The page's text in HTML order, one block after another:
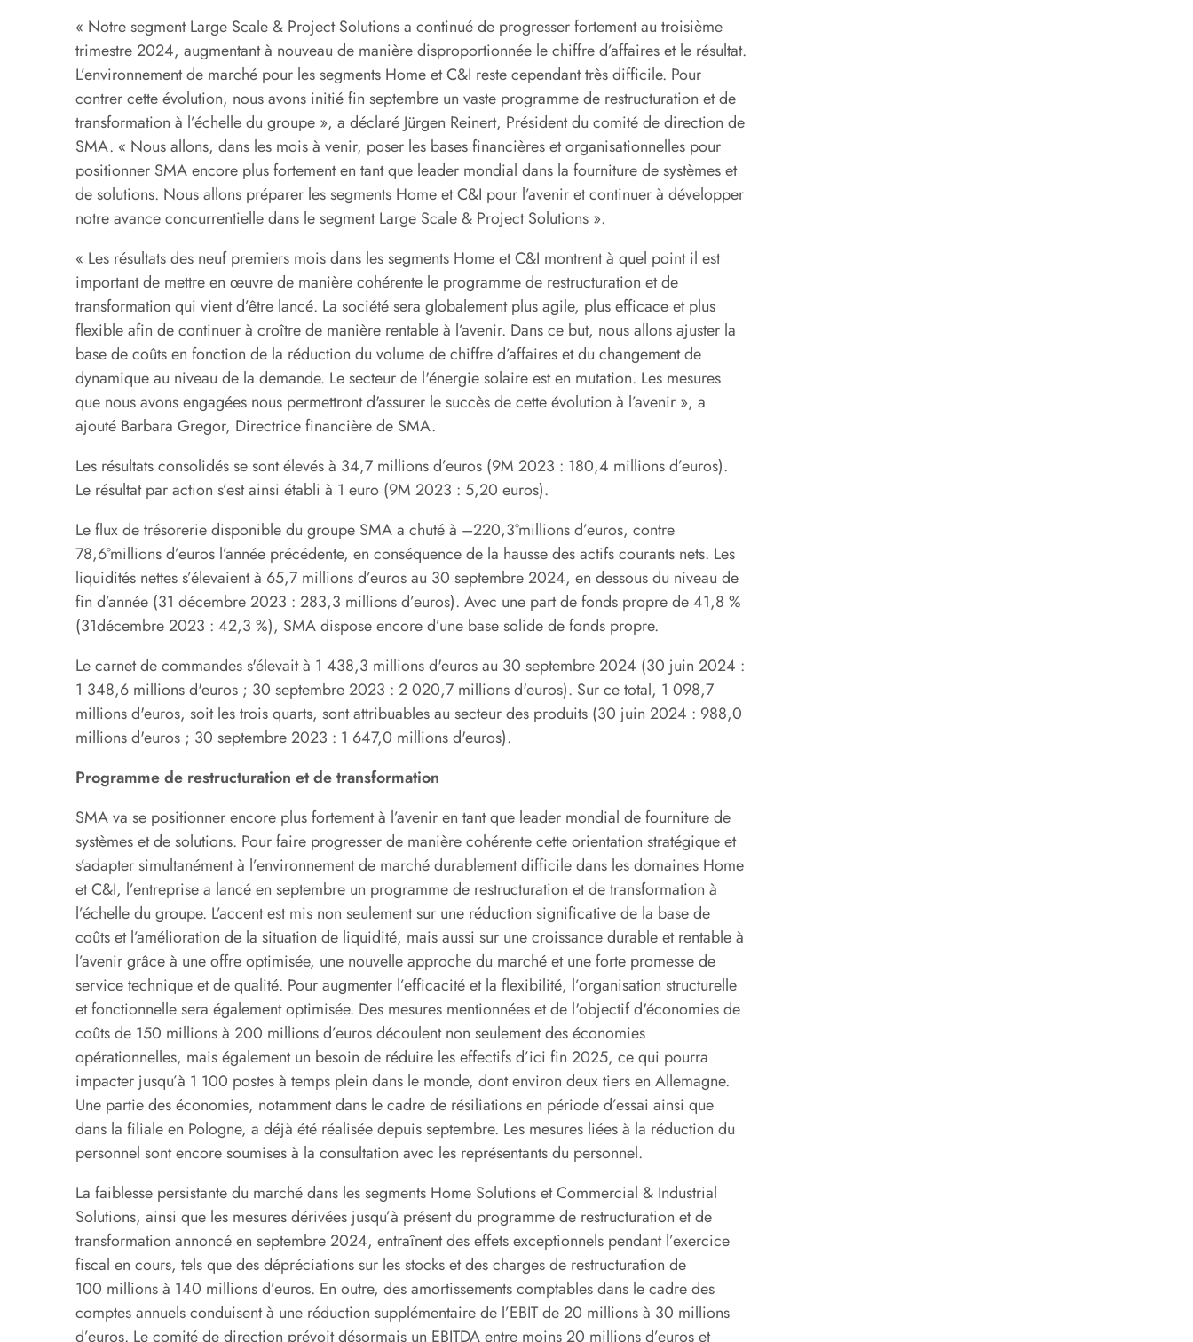
« Notre segment Large Scale & Project Solutions a continué de progresser fortement au troisième
trimestre 2024, augmentant à nouveau de manière disproportionnée le chiffre d’affaires et le résultat.
L’environnement de marché pour les segments Home et C&I reste cependant très difficile. Pour
contrer cette évolution, nous avons initié fin septembre un vaste programme de restructuration et de
transformation à l’échelle du groupe », a déclaré Jürgen Reinert, Président du comité de direction de
SMA. « Nous allons, dans les mois à venir, poser les bases financières et organisationnelles pour
positionner SMA encore plus fortement en tant que leader mondial dans la fourniture de systèmes et
de solutions. Nous allons préparer les segments Home et C&I pour l’avenir et continuer à développer
notre avance concurrentielle dans le segment Large Scale & Project Solutions ».
« Les résultats des neuf premiers mois dans les segments Home et C&I montrent à quel point il est
important de mettre en œuvre de manière cohérente le programme de restructuration et de
transformation qui vient d’être lancé. La société sera globalement plus agile, plus efficace et plus
flexible afin de continuer à croître de manière rentable à l’avenir. Dans ce but, nous allons ajuster la
base de coûts en fonction de la réduction du volume de chiffre d’affaires et du changement de
dynamique au niveau de la demande. Le secteur de l'énergie solaire est en mutation. Les mesures
que nous avons engagées nous permettront d'assurer le succès de cette évolution à l’avenir », a
ajouté Barbara Gregor, Directrice financière de SMA.
Les résultats consolidés se sont élevés à 34,7 millions d’euros (9M 2023 : 180,4 millions d’euros).
Le résultat par action s’est ainsi établi à 1 euro (9M 2023 : 5,20 euros).
Le flux de trésorerie disponible du groupe SMA a chuté à –220,3°millions d’euros, contre
78,6°millions d’euros l’année précédente, en conséquence de la hausse des actifs courants nets. Les
liquidités nettes s’élevaient à 65,7 millions d’euros au 30 septembre 2024, en dessous du niveau de
fin d’année (31 décembre 2023 : 283,3 millions d’euros). Avec une part de fonds propre de 41,8 %
(31décembre 2023 : 42,3 %), SMA dispose encore d’une base solide de fonds propre.
Le carnet de commandes s'élevait à 1 438,3 millions d'euros au 30 septembre 2024 (30 juin 2024 :
1 348,6 millions d'euros ; 30 septembre 2023 : 2 020,7 millions d'euros). Sur ce total, 1 098,7
millions d'euros, soit les trois quarts, sont attribuables au secteur des produits (30 juin 2024 : 988,0
millions d'euros ; 30 septembre 2023 : 1 647,0 millions d'euros).
Programme de restructuration et de transformation
SMA va se positionner encore plus fortement à l’avenir en tant que leader mondial de fourniture de
systèmes et de solutions. Pour faire progresser de manière cohérente cette orientation stratégique et
s’adapter simultanément à l’environnement de marché durablement difficile dans les domaines Home
et C&I, l’entreprise a lancé en septembre un programme de restructuration et de transformation à
l’échelle du groupe. L’accent est mis non seulement sur une réduction significative de la base de
coûts et l’amélioration de la situation de liquidité, mais aussi sur une croissance durable et rentable à
l’avenir grâce à une offre optimisée, une nouvelle approche du marché et une forte promesse de
service technique et de qualité. Pour augmenter l’efficacité et la flexibilité, l’organisation structurelle
et fonctionnelle sera également optimisée. Des mesures mentionnées et de l'objectif d'économies de
coûts de 150 millions à 200 millions d’euros découlent non seulement des économies
opérationnelles, mais également un besoin de réduire les effectifs d’ici fin 2025, ce qui pourra
impacter jusqu’à 1 100 postes à temps plein dans le monde, dont environ deux tiers en Allemagne.
Une partie des économies, notamment dans le cadre de résiliations en période d’essai ainsi que
dans la filiale en Pologne, a déjà été réalisée depuis septembre. Les mesures liées à la réduction du
personnel sont encore soumises à la consultation avec les représentants du personnel.
La faiblesse persistante du marché dans les segments Home Solutions et Commercial & Industrial
Solutions, ainsi que les mesures dérivées jusqu’à présent du programme de restructuration et de
transformation annoncé en septembre 2024, entraînent des effets exceptionnels pendant l’exercice
fiscal en cours, tels que des dépréciations sur les stocks et des charges de restructuration de
100 millions à 140 millions d’euros. En outre, des amortissements comptables dans le cadre des
comptes annuels conduisent à une réduction supplémentaire de l’EBIT de 20 millions à 30 millions
d’euros. Le comité de direction prévoit désormais un EBITDA entre moins 20 millions d’euros et